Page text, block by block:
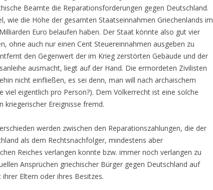
Beamte die Reparationsforderungen gegen Deutschland.
wie die Höhe der gesamten Staatseinnahmen Griechenlands im
Euro belaufen haben. Der Staat könnte also gut vier
ohne auch nur einen Cent Steuereinnahmen ausgeben zu
den Gegenwert der im Krieg zerstörten Gebäude und der
ausmacht, liegt auf der Hand. Die ermordeten Zivilisten
nicht einfließen, es sei denn, man will nach archaischem
viel eigentlich pro Person?). Dem Völkerrecht ist eine solche
kriegerischer Ereignisse fremd.
werden zwischen den Reparationszahlungen, die der
als dem Rechtsnachfolger, mindestens aber
Reiches verlangen konnte bzw. immer noch verlangen zu
Ansprüchen griechischer Bürger gegen Deutschland auf
Eltern oder ihres Besitzes.